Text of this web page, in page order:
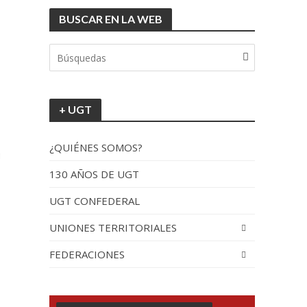
por España
BUSCAR EN LA WEB
+ UGT
¿QUIÉNES SOMOS?
130 AÑOS DE UGT
UGT CONFEDERAL
UNIONES TERRITORIALES
FEDERACIONES